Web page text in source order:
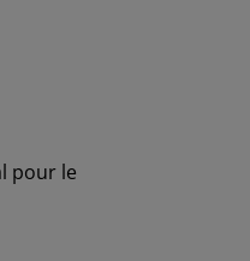
pour le